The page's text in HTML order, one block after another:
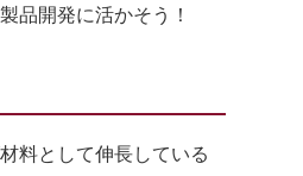
品開発に活かそう！
料として伸長している